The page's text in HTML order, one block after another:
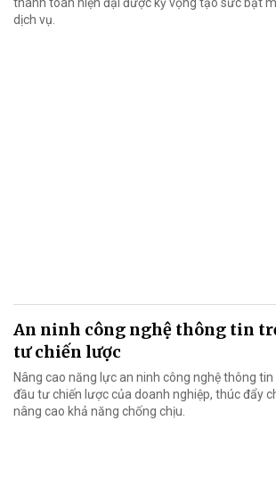
thanh toán hiện đại được kỳ vọng tạo sức bật
dịch vụ.
An ninh công nghệ thông tin
tư chiến lược
Nâng cao năng lực an ninh công nghệ thông
đầu tư chiến lược của doanh nghiệp, thúc đẩy
nâng cao khả năng chống chịu.